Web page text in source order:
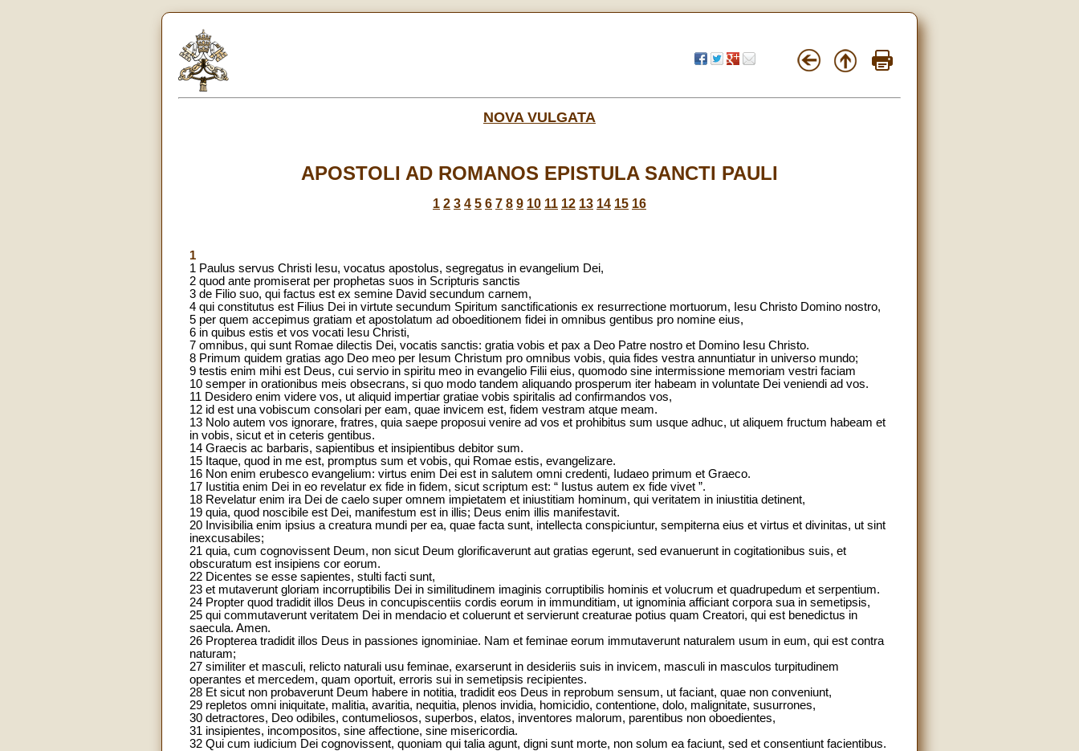
NOVA VULGATA
APOSTOLI AD ROMANOS EPISTULA SANCTI PAULI
1 2 3 4 5 6 7 8 9 10 11 12 13 14 15 16
1
1 Paulus servus Christi Iesu, vocatus apostolus, segregatus in evangelium Dei,
2 quod ante promiserat per prophetas suos in Scripturis sanctis
3 de Filio suo, qui factus est ex semine David secundum carnem,
4 qui constitutus est Filius Dei in virtute secundum Spiritum sanctificationis ex resurrectione mortuorum, Iesu Christo Domino nostro,
5 per quem accepimus gratiam et apostolatum ad oboeditionem fidei in omnibus gentibus pro nomine eius,
6 in quibus estis et vos vocati Iesu Christi,
7 omnibus, qui sunt Romae dilectis Dei, vocatis sanctis: gratia vobis et pax a Deo Patre nostro et Domino Iesu Christo.
8 Primum quidem gratias ago Deo meo per Iesum Christum pro omnibus vobis, quia fides vestra annuntiatur in universo mundo;
9 testis enim mihi est Deus, cui servio in spiritu meo in evangelio Filii eius, quomodo sine intermissione memoriam vestri faciam
10 semper in orationibus meis obsecrans, si quo modo tandem aliquando prosperum iter habeam in voluntate Dei veniendi ad vos.
11 Desidero enim videre vos, ut aliquid impertiar gratiae vobis spiritalis ad confirmandos vos,
12 id est una vobiscum consolari per eam, quae invicem est, fidem vestram atque meam.
13 Nolo autem vos ignorare, fratres, quia saepe proposui venire ad vos et prohibitus sum usque adhuc, ut aliquem fructum habeam et
in vobis, sicut et in ceteris gentibus.
14 Graecis ac barbaris, sapientibus et insipientibus debitor sum.
15 Itaque, quod in me est, promptus sum et vobis, qui Romae estis, evangelizare.
16 Non enim erubesco evangelium: virtus enim Dei est in salutem omni credenti, Iudaeo primum et Graeco.
17 Iustitia enim Dei in eo revelatur ex fide in fidem, sicut scriptum est: “ Iustus autem ex fide vivet ”.
18 Revelatur enim ira Dei de caelo super omnem impietatem et iniustitiam hominum, qui veritatem in iniustitia detinent,
19 quia, quod noscibile est Dei, manifestum est in illis; Deus enim illis manifestavit.
20 Invisibilia enim ipsius a creatura mundi per ea, quae facta sunt, intellecta conspiciuntur, sempiterna eius et virtus et divinitas, ut sint
inexcusabiles;
21 quia, cum cognovissent Deum, non sicut Deum glorificaverunt aut gratias egerunt, sed evanuerunt in cogitationibus suis, et
obscuratum est insipiens cor eorum.
22 Dicentes se esse sapientes, stulti facti sunt,
23 et mutaverunt gloriam incorruptibilis Dei in similitudinem imaginis corruptibilis hominis et volucrum et quadrupedum et serpentium.
24 Propter quod tradidit illos Deus in concupiscentiis cordis eorum in immunditiam, ut ignominia afficiant corpora sua in semetipsis,
25 qui commutaverunt veritatem Dei in mendacio et coluerunt et servierunt creaturae potius quam Creatori, qui est benedictus in
saecula. Amen.
26 Propterea tradidit illos Deus in passiones ignominiae. Nam et feminae eorum immutaverunt naturalem usum in eum, qui est contra
naturam;
27 similiter et masculi, relicto naturali usu feminae, exarserunt in desideriis suis in invicem, masculi in masculos turpitudinem
operantes et mercedem, quam oportuit, erroris sui in semetipsis recipientes.
28 Et sicut non probaverunt Deum habere in notitia, tradidit eos Deus in reprobum sensum, ut faciant, quae non conveniunt,
29 repletos omni iniquitate, malitia, avaritia, nequitia, plenos invidia, homicidio, contentione, dolo, malignitate, susurrones,
30 detractores, Deo odibiles, contumeliosos, superbos, elatos, inventores malorum, parentibus non oboedientes,
31 insipientes, incompositos, sine affectione, sine misericordia.
32 Qui cum iudicium Dei cognovissent, quoniam qui talia agunt, digni sunt morte, non solum ea faciunt, sed et consentiunt facientibus.